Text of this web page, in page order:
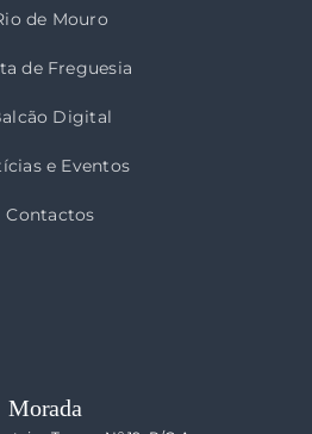
de Mouro
de Freguesia
Digital
e Eventos
Contactos
Morada